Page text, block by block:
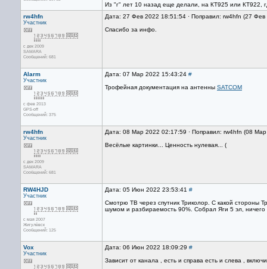
Из "г" лет 10 назад еще делали, на КТ925 или КТ922,
rw4hfn
Участник
с дек 2009
SAMARA
Сообщений: 681
Дата: 27 Фев 2022 18:51:54 · Поправил: rw4hfn (27
Спасибо за инфо.
Alarm
Участник
с фев 2013
GPS-off
Сообщений: 375
Дата: 07 Мар 2022 15:43:24 #
Трофейная документация на антенны SATCOM
rw4hfn
Участник
с дек 2009
SAMARA
Сообщений: 681
Дата: 08 Мар 2022 02:17:59 · Поправил: rw4hfn (08
Весёлые картинки... Ценность нулевая... (
RW4HJD
Участник
с мая 2007
Жигулёвск
Сообщений: 125
Дата: 05 Июн 2022 23:53:41 #
Смотрю ТВ через спутник Триколор. С какой стороны
шумом и разбираемость 90%. Собрал Яги 5 эл,
Vox
Участник
Дата: 06 Июн 2022 18:09:29 #
Зависит от канала , есть и справа есть и слева ,